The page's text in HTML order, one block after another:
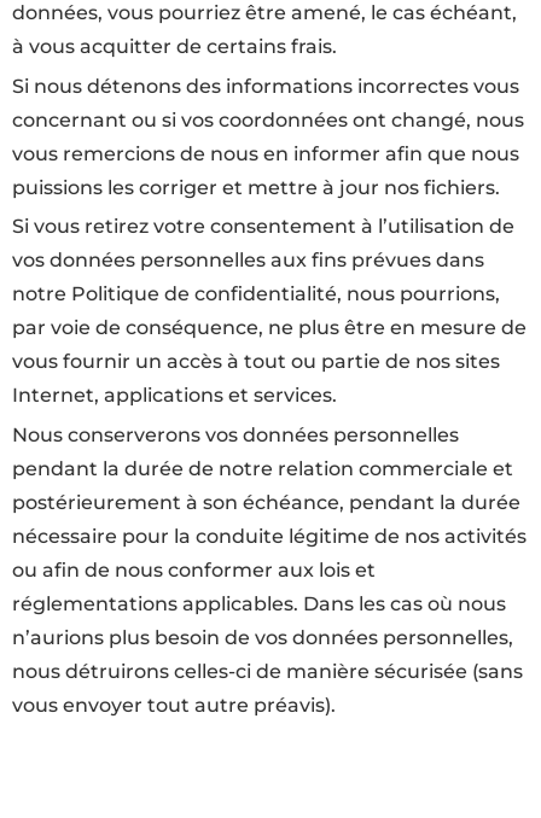
données, vous pourriez être amené, le cas échéant,
à vous acquitter de certains frais.
Si nous détenons des informations incorrectes vous
concernant ou si vos coordonnées ont changé, nous
vous remercions de nous en informer afin que nous
puissions les corriger et mettre à jour nos fichiers.
Si vous retirez votre consentement à l’utilisation de
vos données personnelles aux fins prévues dans
notre Politique de confidentialité, nous pourrions,
par voie de conséquence, ne plus être en mesure de
vous fournir un accès à tout ou partie de nos sites
Internet, applications et services.
Nous conserverons vos données personnelles
pendant la durée de notre relation commerciale et
postérieurement à son échéance, pendant la durée
nécessaire pour la conduite légitime de nos activités
ou afin de nous conformer aux lois et
réglementations applicables. Dans les cas où nous
n’aurions plus besoin de vos données personnelles,
nous détruirons celles-ci de manière sécurisée (sans
vous envoyer tout autre préavis).